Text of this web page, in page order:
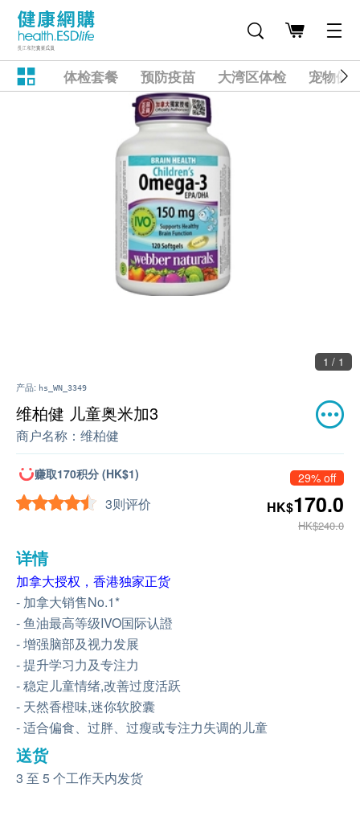
体检套餐 预防疫苗 大湾区体检 宠物健
1 / 1
产品: hs_WN_3349
维柏健 儿童奥米加3
商户名称： 维柏健
赚取170积分 (HK$1)
3则评价
29% off
HK$170.0
HK$240.0
详情
加拿大授权，香港独家正货
- 加拿大销售No.1*
- 鱼油最高等级IVO国际认證
- 增强脑部及视力发展
- 提升学习力及专注力
- 稳定儿童情绪,改善过度活跃
- 天然香橙味,迷你软胶囊
- 适合偏食、过胖、过瘦或专注力失调的儿童
送货
3 至 5 个工作天内发货